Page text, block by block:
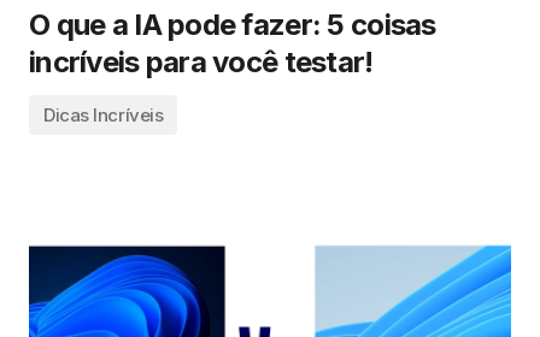
O que a IA pode fazer: 5 coisas
incríveis para você testar!
Dicas Incríveis